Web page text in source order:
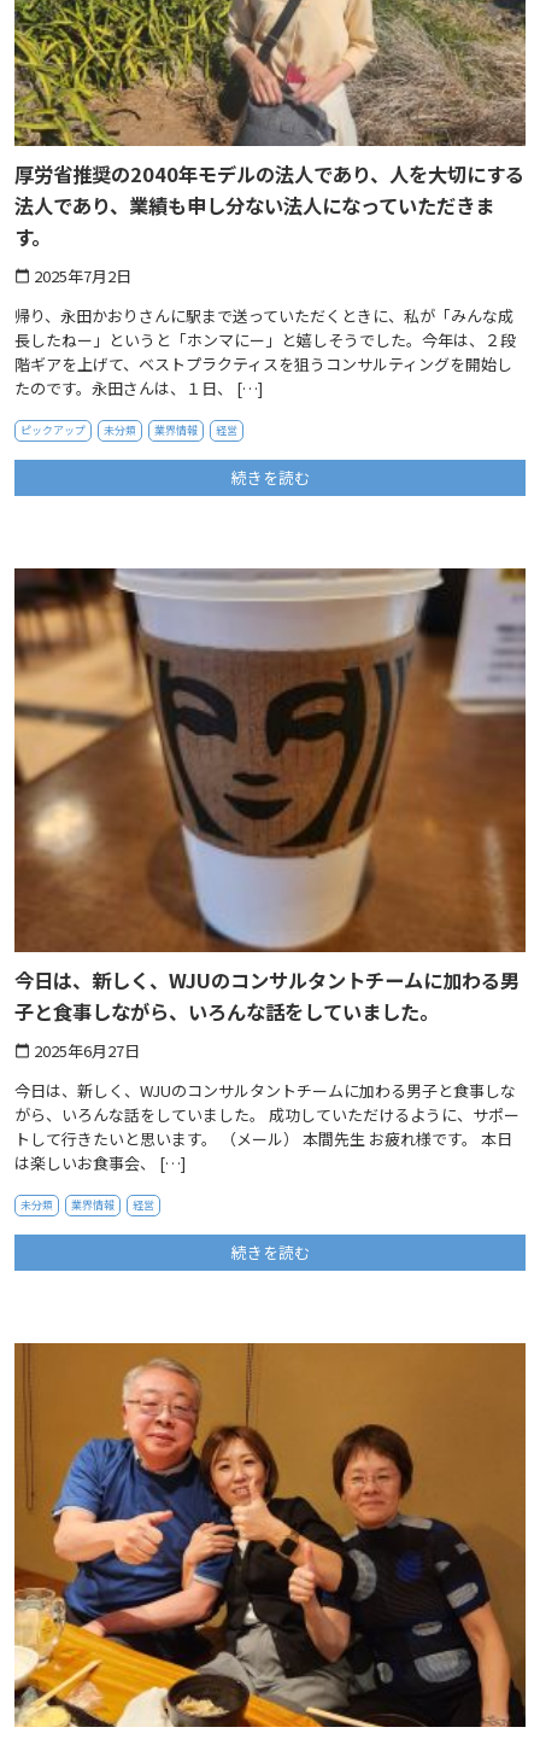
厚労省推奨の2040年モデルの法人であり、人を大切にする
法人であり、業績も申し分ない法人になっていただきま
す。
calendar_today 2025年7月2日
帰り、永田かおりさんに駅まで送っていただくときに、私が「みんな成
長したねー」というと「ホンマにー」と嬉しそうでした。今年は、２段
階ギアを上げて、ベストプラクティスを狙うコンサルティングを開始し
たのです。永田さんは、１日、 […]
ピックアップ 未分類 業界情報 経営
続きを読む
今日は、新しく、WJUのコンサルタントチームに加わる男
子と食事しながら、いろんな話をしていました。
calendar_today 2025年6月27日
今日は、新しく、WJUのコンサルタントチームに加わる男子と食事しな
がら、いろんな話をしていました。 成功していただけるように、サポー
トして行きたいと思います。 （メール） 本間先生 お疲れ様です。 本日
は楽しいお食事会、 […]
未分類 業界情報 経営
続きを読む